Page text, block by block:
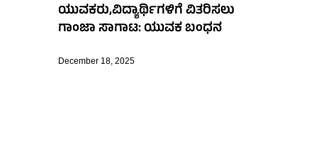
ಯುವಕರು,ವಿದ್ಯಾರ್ಥಿಗಳಿಗೆ ವಿತರಿಸಲು
ಗಾಂಜಾ ಸಾಗಾಟ: ಯುವಕ ಬಂಧನ
December 18, 2025